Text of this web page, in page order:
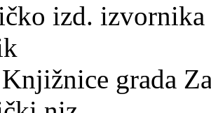
izd.
grada